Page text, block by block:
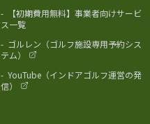
-
【初期費用無料】事業者向けサービ
ス一覧
- ゴルレン（ゴルフ施設専用予約シス
テム）
- YouTube（インドアゴルフ運営の発
信）